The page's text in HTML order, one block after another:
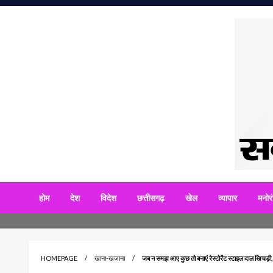
Skip
होम देश विदेश छत्तीसगढ़ खेल व्यापार
HOMEPAGE खाना-खजाना जब न समझ आए कुछ तो बनाएं रेस्टोरेंट स्टाइल दाल खिचड़ी,